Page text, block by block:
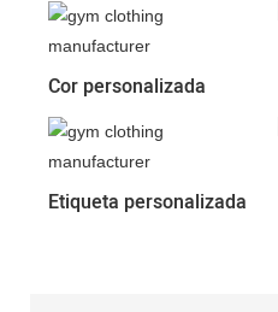
Cor personalizada
Etiqueta personalizada